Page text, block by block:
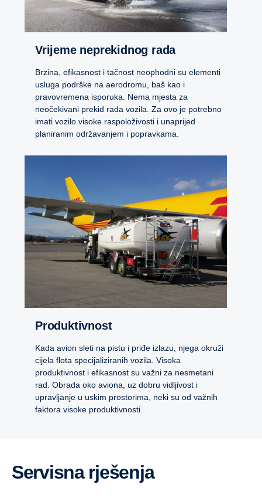
Vrijeme neprekidnog rada
Brzina, efikasnost i tačnost neophodni su elementi
usluga podrške na aerodromu, baš kao i
pravovremena isporuka. Nema mjesta za
neočekivani prekid rada vozila. Za ovo je potrebno
imati vozilo visoke raspoloživosti i unaprijed
planiranim održavanjem i popravkama.
Produktivnost
Kada avion sleti na pistu i priđe izlazu, njega okruži
cijela flota specijaliziranih vozila. Visoka
produktivnost i efikasnost su važni za nesmetani
rad. Obrada oko aviona, uz dobru vidljivost i
upravljanje u uskim prostorima, neki su od važnih
faktora visoke produktivnosti.
Servisna rješenja